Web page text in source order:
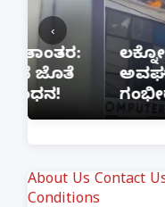
ಲಕ್ನೋ ಗೇಮಿಂಗ್
ಅವಘಡ: 12
ಗಂಭೀರ ಗಾಯ
‹
About Us Contact
Conditions